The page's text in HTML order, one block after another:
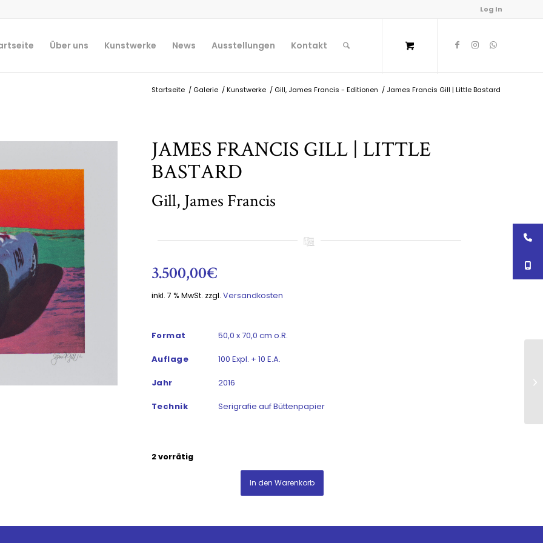
Log In
Über uns Kunstwerke News Ausstellungen Kontakt
Startseite / Galerie /Kunstwerke / Gill, James Francis - Editionen / James Francis Gill | Little Bastard
JAMES FRANCIS GILL | LITTLE
BASTARD
Gill, James Francis
3.500,00€
inkl. 7 % MwSt. zzgl. Versandkosten
Format 50,0 x 70,0 cm o.R.
Auflage 100 Expl. + 10 E.A.
Jahr 2016
Technik Serigrafie auf Büttenpapier
2 vorrätig
In den Warenkorb